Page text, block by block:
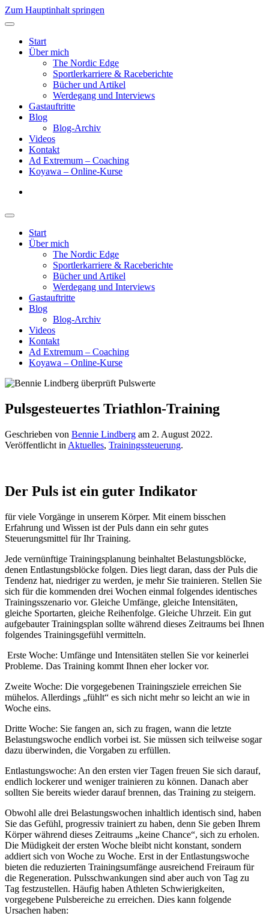
Zum Hauptinhalt springen
Start
Über mich
The Nordic Edge
Sportlerkarriere & Raceberichte
Bücher und Artikel
Werdegang und Interviews
Gastauftritte
Blog
Blog-Archiv
Videos
Kontakt
Ad Extremum – Coaching
Koyawa – Online-Kurse
Start
Über mich
The Nordic Edge
Sportlerkarriere & Raceberichte
Bücher und Artikel
Werdegang und Interviews
Gastauftritte
Blog
Blog-Archiv
Videos
Kontakt
Ad Extremum – Coaching
Koyawa – Online-Kurse
Pulsgesteuertes Triathlon-Training
Geschrieben von Bennie Lindberg am 2. August 2022.
Veröffentlicht in Aktuelles, Trainingssteuerung.
Der Puls ist ein guter Indikator
für viele Vorgänge in unserem Körper. Mit einem bisschen
Erfahrung und Wissen ist der Puls dann ein sehr gutes
Steuerungsmittel für Ihr Training.
Jede vernünftige Trainingsplanung beinhaltet Belastungsblöcke,
denen Entlastungsblöcke folgen. Dies liegt daran, dass der Puls die
Tendenz hat, niedriger zu werden, je mehr Sie trainieren. Stellen Sie
sich für die kommenden drei Wochen einmal folgendes identisches
Trainingsszenario vor. Gleiche Umfänge, gleiche Intensitäten,
gleiche Sportarten, gleiche Reihenfolge. Gleiche Uhrzeit. Ein gut
aufgebauter Trainingsplan sollte während dieses Zeitraums bei Ihnen
folgendes Trainingsgefühl vermitteln.
Erste Woche: Umfänge und Intensitäten stellen Sie vor keinerlei
Probleme. Das Training kommt Ihnen eher locker vor.
Zweite Woche: Die vorgegebenen Trainingsziele erreichen Sie
mühelos. Allerdings „fühlt“ es sich nicht mehr so leicht an wie in
Woche eins.
Dritte Woche: Sie fangen an, sich zu fragen, wann die letzte
Belastungswoche endlich vorbei ist. Sie müssen sich teilweise sogar
dazu überwinden, die Vorgaben zu erfüllen.
Entlastungswoche: An den ersten vier Tagen freuen Sie sich darauf,
endlich lockerer und weniger trainieren zu können. Danach aber
sollten Sie bereits wieder darauf brennen, das Training zu steigern.
Obwohl alle drei Belastungswochen inhaltlich identisch sind, haben
Sie das Gefühl, progressiv trainiert zu haben, denn Sie geben Ihrem
Körper während dieses Zeitraums „keine Chance“, sich zu erholen.
Die Müdigkeit der ersten Woche bleibt nicht konstant, sondern
addiert sich von Woche zu Woche. Erst in der Entlastungswoche
bieten die reduzierten Trainingsumfänge ausreichend Freiraum für
die Regeneration. Pulsschwankungen sind aber auch von Tag zu
Tag festzustellen. Häufig haben Athleten Schwierigkeiten,
vorgegebene Pulsbereiche zu erreichen. Dies kann folgende
Ursachen haben: